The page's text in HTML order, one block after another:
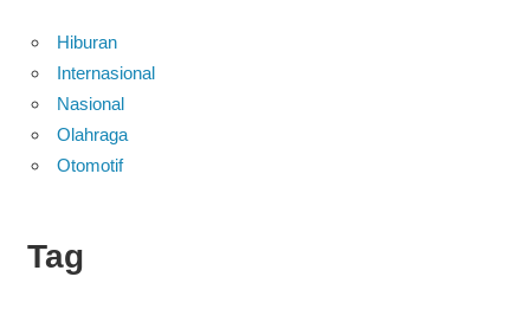
Hiburan
Internasional
Nasional
Olahraga
Otomotif
Tag